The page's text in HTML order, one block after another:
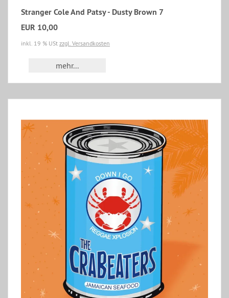
Stranger Cole And Patsy - Dusty Brown 7
EUR 10,00
inkl. 19 % USt zzgl. Versandkosten
mehr...